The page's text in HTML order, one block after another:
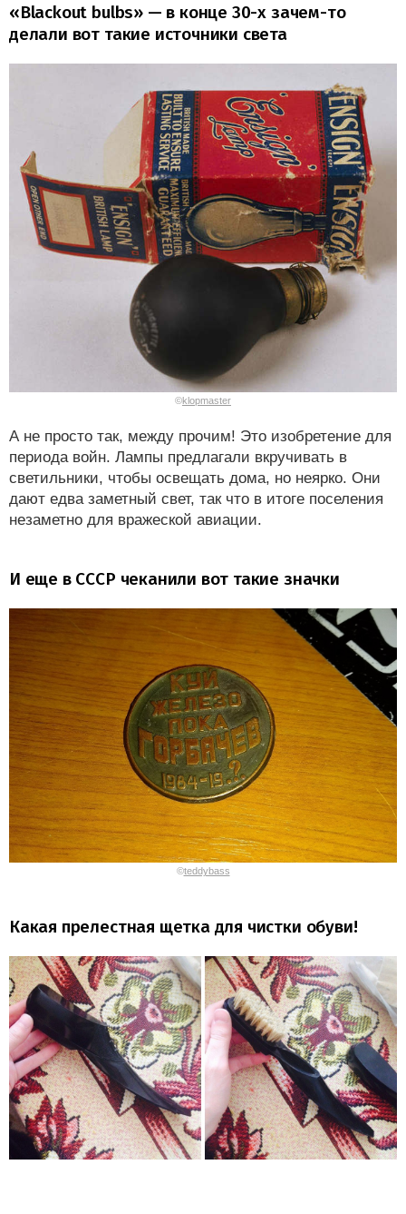
«Blackout bulbs» — в конце 30-х зачем-то
делали вот такие источники света
©klopmaster
А не просто так, между прочим! Это изобретение для
периода войн. Лампы предлагали вкручивать в
светильники, чтобы освещать дома, но неярко. Они
дают едва заметный свет, так что в итоге поселения
незаметно для вражеской авиации.
И еще в СССР чеканили вот такие значки
©teddybass
Какая прелестная щетка для чистки обуви!